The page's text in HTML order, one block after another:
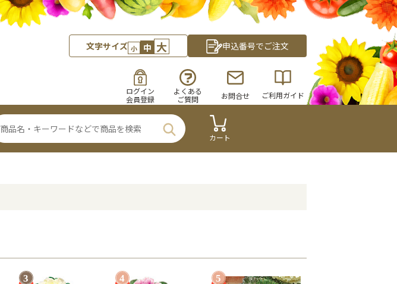
文字サイズ 小 中 大 申込番号でご注文
ログイン
会員登録
よくある
ご質問
お問合せ ご利用ガイド
カート